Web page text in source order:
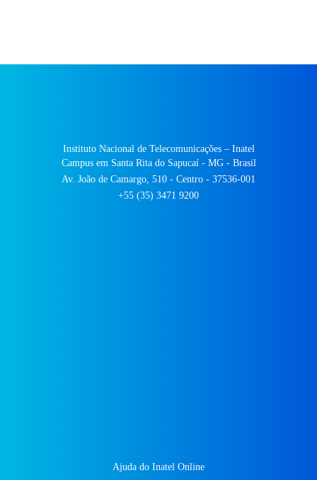
Instituto Nacional de Telecomunicações – Inatel
Campus em Santa Rita do Sapucaí - MG - Brasil
Av. João de Camargo, 510 - Centro - 37536-001
+55 (35) 3471 9200
Ajuda do Inatel Online